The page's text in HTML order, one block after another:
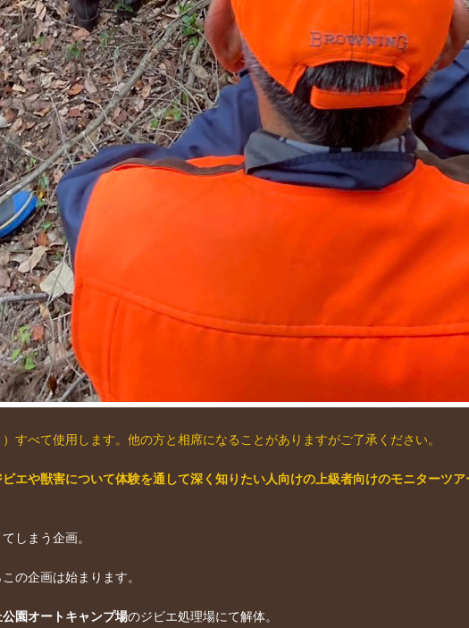
すべて使用します。他の方と相席になることがありますがご了承ください。
エや獣害について体験を通して深く知りたい人向けの上級者向けのモニターツア
しまう企画。
の企画は始まります。
園オートキャンプ場のジビエ処理場にて解体。